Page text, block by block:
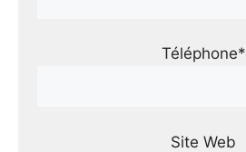
Téléphone*
Site Web